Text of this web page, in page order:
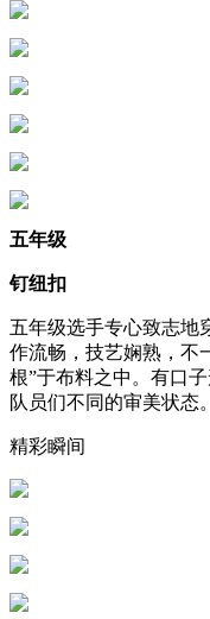
五年级
钉纽扣
五年级选手专心致志
作流畅，技艺娴熟，不
根”于布料之中。有口
队员们不同的审美状态。
精彩瞬间